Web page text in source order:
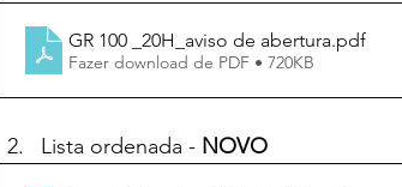
GR 100 _20H_aviso de abertura.pdf
Fazer download de PDF • 720KB
Lista ordenada - NOVO